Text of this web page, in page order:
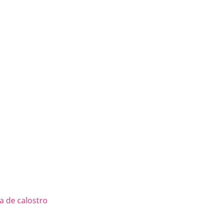
de calostro